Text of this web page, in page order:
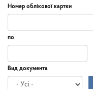
Дата
Дата
створення
з
Номер облікової картки
по
Дата
по
Вид документа